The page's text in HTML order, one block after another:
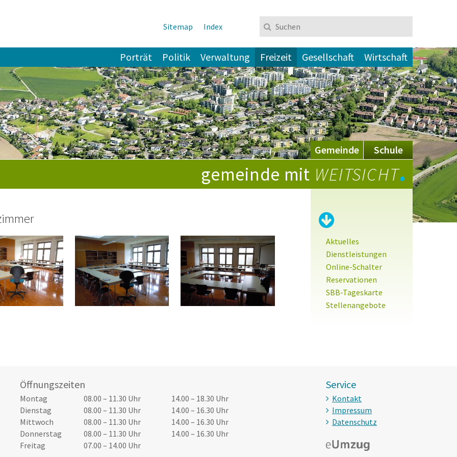
Sitemap Index Suchbegriff
Porträt Politik Verwaltung Freizeit Gesellschaft Wirtschaft
Gemeinde Schule
gemeinde mit WEITSICHT.
Sidebar
Aktuelles
Dienstleistungen
Online-Schalter
Reservationen
SBB-Tageskarte
Stellenangebote
Öffnungszeiten
TagÖffnungszeiten Vormittag Öffnungszeiten Nachmittag
Montag 08.00 – 11.30 Uhr
14.00 – 18.30 Uhr
Dienstag
08.00 – 11.30 Uhr
14.00 – 16.30 Uhr
Mittwoch
08.00 – 11.30 Uhr
14.00 – 16.30 Uhr
Donnerstag
08.00 – 11.30 Uhr
14.00 – 16.30 Uhr
Freitag
07.00 – 14.00 Uhr
Service
Kontakt
Impressum
Datenschutz